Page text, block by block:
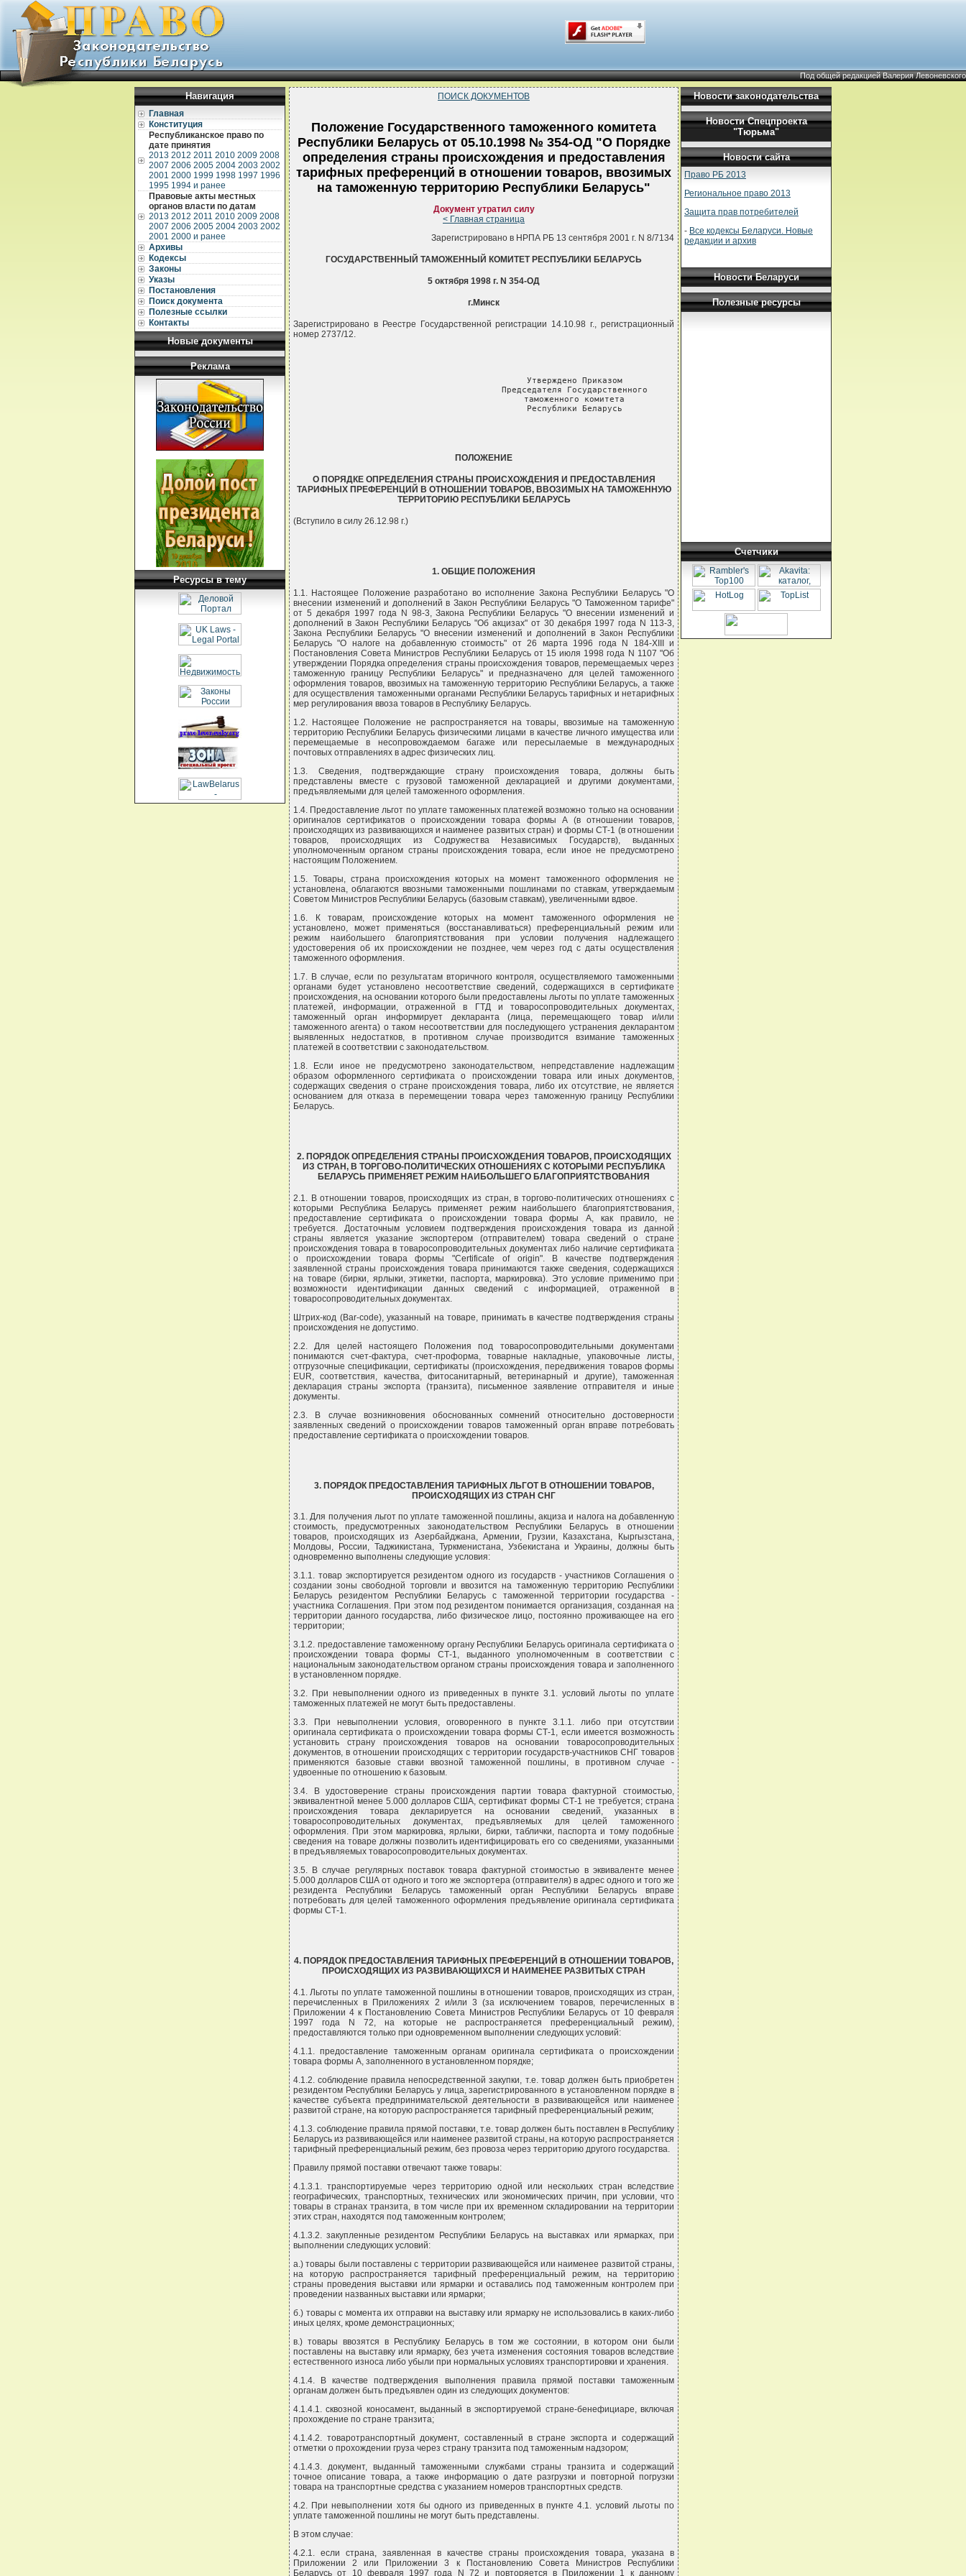
Под общей редакцией Валерия Левоневского
Навигация
Главная
Конституция
Республиканское право по
дате принятия
2013 2012 2011 2010 2009 2008
2007 2006 2005 2004 2003 2002
2001 2000 1999 1998 1997 1996
1995 1994 и ранее
Правовые акты местных
органов власти по датам
2013 2012 2011 2010 2009 2008
2007 2006 2005 2004 2003 2002
2001 2000 и ранее
Архивы
Кодексы
Законы
Указы
Постановления
Поиск документа
Полезные ссылки
Контакты
Новые документы
Реклама
Ресурсы в тему
ПОИСК ДОКУМЕНТОВ
Положение Государственного таможенного комитета
Республики Беларусь от 05.10.1998 № 354-ОД "О Порядке
определения страны происхождения и предоставления
тарифных преференций в отношении товаров, ввозимых
на таможенную территорию Республики Беларусь"
Документ утратил силу
< Главная страница
Зарегистрировано в НРПА РБ 13 сентября 2001 г. N 8/7134
ГОСУДАРСТВЕННЫЙ ТАМОЖЕННЫЙ КОМИТЕТ РЕСПУБЛИКИ БЕЛАРУСЬ
5 октября 1998 г. N 354-ОД
г.Минск
Зарегистрировано в Реестре Государственной регистрации 14.10.98 г., регистрационный
номер 2737/12.
                                    Утверждено Приказом
                                    Председателя Государственного
                                    таможенного комитета
                                    Республики Беларусь
ПОЛОЖЕНИЕ
О ПОРЯДКЕ ОПРЕДЕЛЕНИЯ СТРАНЫ ПРОИСХОЖДЕНИЯ И ПРЕДОСТАВЛЕНИЯ
ТАРИФНЫХ ПРЕФЕРЕНЦИЙ В ОТНОШЕНИИ ТОВАРОВ, ВВОЗИМЫХ НА ТАМОЖЕННУЮ
ТЕРРИТОРИЮ РЕСПУБЛИКИ БЕЛАРУСЬ
(Вступило в силу 26.12.98 г.)
1. ОБЩИЕ ПОЛОЖЕНИЯ
1.1. Настоящее Положение разработано во исполнение Закона Республики Беларусь "О
внесении изменений и дополнений в Закон Республики Беларусь "О Таможенном тарифе"
от 5 декабря 1997 года N 98-3, Закона Республики Беларусь "О внесении изменений и
дополнений в Закон Республики Беларусь "Об акцизах" от 30 декабря 1997 года N 113-3,
Закона Республики Беларусь "О внесении изменений и дополнений в Закон Республики
Беларусь "О налоге на добавленную стоимость" от 26 марта 1996 года N 184-XIII и
Постановления Совета Министров Республики Беларусь от 15 июля 1998 года N 1107 "Об
утверждении Порядка определения страны происхождения товаров, перемещаемых через
таможенную границу Республики Беларусь" и предназначено для целей таможенного
оформления товаров, ввозимых на таможенную территорию Республики Беларусь, а также
для осуществления таможенными органами Республики Беларусь тарифных и нетарифных
мер регулирования ввоза товаров в Республику Беларусь.
1.2. Настоящее Положение не распространяется на товары, ввозимые на таможенную
территорию Республики Беларусь физическими лицами в качестве личного имущества или
перемещаемые в несопровождаемом багаже или пересылаемые в международных
почтовых отправлениях в адрес физических лиц.
1.3. Сведения, подтверждающие страну происхождения товара, должны быть
представлены вместе с грузовой таможенной декларацией и другими документами,
предъявляемыми для целей таможенного оформления.
1.4. Предоставление льгот по уплате таможенных платежей возможно только на основании
оригиналов сертификатов о происхождении товара формы А (в отношении товаров,
происходящих из развивающихся и наименее развитых стран) и формы СТ-1 (в отношении
товаров, происходящих из Содружества Независимых Государств), выданных
уполномоченным органом страны происхождения товара, если иное не предусмотрено
настоящим Положением.
1.5. Товары, страна происхождения которых на момент таможенного оформления не
установлена, облагаются ввозными таможенными пошлинами по ставкам, утверждаемым
Советом Министров Республики Беларусь (базовым ставкам), увеличенными вдвое.
1.6. К товарам, происхождение которых на момент таможенного оформления не
установлено, может применяться (восстанавливаться) преференциальный режим или
режим наибольшего благоприятствования при условии получения надлежащего
удостоверения об их происхождении не позднее, чем через год с даты осуществления
таможенного оформления.
1.7. В случае, если по результатам вторичного контроля, осуществляемого таможенными
органами будет установлено несоответствие сведений, содержащихся в сертификате
происхождения, на основании которого были предоставлены льготы по уплате таможенных
платежей, информации, отраженной в ГТД и товаросопроводительных документах,
таможенный орган информирует декларанта (лица, перемещающего товар и/или
таможенного агента) о таком несоответствии для последующего устранения декларантом
выявленных недостатков, в противном случае производится взимание таможенных
платежей в соответствии с законодательством.
1.8. Если иное не предусмотрено законодательством, непредставление надлежащим
образом оформленного сертификата о происхождении товара или иных документов,
содержащих сведения о стране происхождения товара, либо их отсутствие, не является
основанием для отказа в перемещении товара через таможенную границу Республики
Беларусь.
2. ПОРЯДОК ОПРЕДЕЛЕНИЯ СТРАНЫ ПРОИСХОЖДЕНИЯ ТОВАРОВ, ПРОИСХОДЯЩИХ
ИЗ СТРАН, В ТОРГОВО-ПОЛИТИЧЕСКИХ ОТНОШЕНИЯХ С КОТОРЫМИ РЕСПУБЛИКА
БЕЛАРУСЬ ПРИМЕНЯЕТ РЕЖИМ НАИБОЛЬШЕГО БЛАГОПРИЯТСТВОВАНИЯ
2.1. В отношении товаров, происходящих из стран, в торгово-политических отношениях с
которыми Республика Беларусь применяет режим наибольшего благоприятствования,
предоставление сертификата о происхождении товара формы А, как правило, не
требуется. Достаточным условием подтверждения происхождения товара из данной
страны является указание экспортером (отправителем) товара сведений о стране
происхождения товара в товаросопроводительных документах либо наличие сертификата
о происхождении товара формы "Certificate of origin". В качестве подтверждения
заявленной страны происхождения товара принимаются также сведения, содержащихся
на товаре (бирки, ярлыки, этикетки, паспорта, маркировка). Это условие применимо при
возможности идентификации данных сведений с информацией, отраженной в
товаросопроводительных документах.
Штрих-код (Bar-code), указанный на товаре, принимать в качестве подтверждения страны
происхождения не допустимо.
2.2. Для целей настоящего Положения под товаросопроводительными документами
понимаются счет-фактура, счет-проформа, товарные накладные, упаковочные листы,
отгрузочные спецификации, сертификаты (происхождения, передвижения товаров формы
EUR, соответствия, качества, фитосанитарный, ветеринарный и другие), таможенная
декларация страны экспорта (транзита), письменное заявление отправителя и иные
документы.
2.3. В случае возникновения обоснованных сомнений относительно достоверности
заявленных сведений о происхождении товаров таможенный орган вправе потребовать
предоставление сертификата о происхождении товаров.
3. ПОРЯДОК ПРЕДОСТАВЛЕНИЯ ТАРИФНЫХ ЛЬГОТ В ОТНОШЕНИИ ТОВАРОВ,
ПРОИСХОДЯЩИХ ИЗ СТРАН СНГ
3.1. Для получения льгот по уплате таможенной пошлины, акциза и налога на добавленную
стоимость, предусмотренных законодательством Республики Беларусь в отношении
товаров, происходящих из Азербайджана, Армении, Грузии, Казахстана, Кыргызстана,
Молдовы, России, Таджикистана, Туркменистана, Узбекистана и Украины, должны быть
одновременно выполнены следующие условия:
3.1.1. товар экспортируется резидентом одного из государств - участников Соглашения о
создании зоны свободной торговли и ввозится на таможенную территорию Республики
Беларусь резидентом Республики Беларусь с таможенной территории государства -
участника Соглашения. При этом под резидентом понимается организация, созданная на
территории данного государства, либо физическое лицо, постоянно проживающее на его
территории;
3.1.2. предоставление таможенному органу Республики Беларусь оригинала сертификата о
происхождении товара формы СТ-1, выданного уполномоченным в соответствии с
национальным законодательством органом страны происхождения товара и заполненного
в установленном порядке.
3.2. При невыполнении одного из приведенных в пункте 3.1. условий льготы по уплате
таможенных платежей не могут быть предоставлены.
3.3. При невыполнении условия, оговоренного в пункте 3.1.1. либо при отсутствии
оригинала сертификата о происхождении товара формы СТ-1, если имеется возможность
установить страну происхождения товаров на основании товаросопроводительных
документов, в отношении происходящих с территории государств-участников СНГ товаров
применяются базовые ставки ввозной таможенной пошлины, в противном случае -
удвоенные по отношению к базовым.
3.4. В удостоверение страны происхождения партии товара фактурной стоимостью,
эквивалентной менее 5.000 долларов США, сертификат формы СТ-1 не требуется; страна
происхождения товара декларируется на основании сведений, указанных в
товаросопроводительных документах, предъявляемых для целей таможенного
оформления. При этом маркировка, ярлыки, бирки, таблички, паспорта и тому подобные
сведения на товаре должны позволить идентифицировать его со сведениями, указанными
в предъявляемых товаросопроводительных документах.
3.5. В случае регулярных поставок товара фактурной стоимостью в эквиваленте менее
5.000 долларов США от одного и того же экспортера (отправителя) в адрес одного и того же
резидента Республики Беларусь таможенный орган Республики Беларусь вправе
потребовать для целей таможенного оформления предъявление оригинала сертификата
формы СТ-1.
4. ПОРЯДОК ПРЕДОСТАВЛЕНИЯ ТАРИФНЫХ ПРЕФЕРЕНЦИЙ В ОТНОШЕНИИ ТОВАРОВ,
ПРОИСХОДЯЩИХ ИЗ РАЗВИВАЮЩИХСЯ И НАИМЕНЕЕ РАЗВИТЫХ СТРАН
4.1. Льготы по уплате таможенной пошлины в отношении товаров, происходящих из стран,
перечисленных в Приложениях 2 и/или 3 (за исключением товаров, перечисленных в
Приложении 4 к Постановлению Совета Министров Республики Беларусь от 10 февраля
1997 года N 72, на которые не распространяется преференциальный режим),
предоставляются только при одновременном выполнении следующих условий:
4.1.1. предоставление таможенным органам оригинала сертификата о происхождении
товара формы А, заполненного в установленном порядке;
4.1.2. соблюдение правила непосредственной закупки, т.е. товар должен быть приобретен
резидентом Республики Беларусь у лица, зарегистрированного в установленном порядке в
качестве субъекта предпринимательской деятельности в развивающейся или наименее
развитой стране, на которую распространяется тарифный преференциальный режим;
4.1.3. соблюдение правила прямой поставки, т.е. товар должен быть поставлен в Республику
Беларусь из развивающейся или наименее развитой страны, на которую распространяется
тарифный преференциальный режим, без провоза через территорию другого государства.
Правилу прямой поставки отвечают также товары:
4.1.3.1. транспортируемые через территорию одной или нескольких стран вследствие
географических, транспортных, технических или экономических причин, при условии, что
товары в странах транзита, в том числе при их временном складировании на территории
этих стран, находятся под таможенным контролем;
4.1.3.2. закупленные резидентом Республики Беларусь на выставках или ярмарках, при
выполнении следующих условий:
а.) товары были поставлены с территории развивающейся или наименее развитой страны,
на которую распространяется тарифный преференциальный режим, на территорию
страны проведения выставки или ярмарки и оставались под таможенным контролем при
проведении названных выставки или ярмарки;
б.) товары с момента их отправки на выставку или ярмарку не использовались в каких-либо
иных целях, кроме демонстрационных;
в.) товары ввозятся в Республику Беларусь в том же состоянии, в котором они были
поставлены на выставку или ярмарку, без учета изменения состояния товаров вследствие
естественного износа либо убыли при нормальных условиях транспортировки и хранения.
4.1.4. В качестве подтверждения выполнения правила прямой поставки таможенным
органам должен быть предъявлен один из следующих документов:
4.1.4.1. сквозной коносамент, выданный в экспортируемой стране-бенефициаре, включая
прохождение по стране транзита;
4.1.4.2. товаротранспортный документ, составленный в стране экспорта и содержащий
отметки о прохождении груза через страну транзита под таможенным надзором;
4.1.4.3. документ, выданный таможенными службами страны транзита и содержащий
точное описание товара, а также информацию о дате разгрузки и повторной погрузки
товара на транспортные средства с указанием номеров транспортных средств.
4.2. При невыполнении хотя бы одного из приведенных в пункте 4.1. условий льготы по
уплате таможенной пошлины не могут быть представлены.
В этом случае:
4.2.1. если страна, заявленная в качестве страны происхождения товара, указана в
Приложении 2 или Приложении 3 к Постановлению Совета Министров Республики
Беларусь от 10 февраля 1997 года N 72 и повторяется в Приложении 1 к данному
Новости законодательства
Новости Спецпроекта
"Тюрьма"
Новости сайта
Право РБ 2013
Региональное право 2013
Защита прав потребителей
- Все кодексы Беларуси. Новые
редакции и архив
Новости Беларуси
Полезные ресурсы
Счетчики